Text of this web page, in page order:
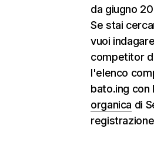
da giugno
Se stai
vuoi
competitor
l'elenco
bato.ing con
organica di